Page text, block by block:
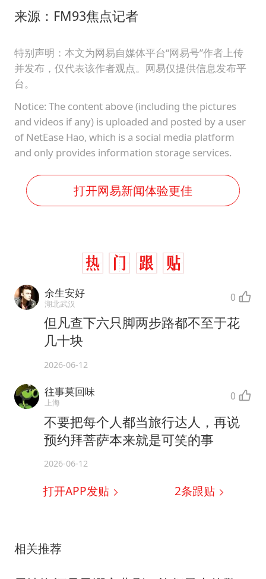
来源：FM93焦点记者
特别声明：本文为网易自媒体平台“网易号”作者上传
并发布，仅代表该作者观点。网易仅提供信息发布平
台。
Notice: The content above (including the pictures
and videos if any) is uploaded and posted by a user
of NetEase Hao, which is a social media platform
and only provides information storage services.
打开网易新闻体验更佳
余生安好
湖北武汉 0
但凡查下六只脚两步路都不至于花
几十块
2026-06-12
往事莫回味
上海 0
不要把每个人都当旅行达人，再说
预约拜菩萨本来就是可笑的事
2026-06-12
打开APP发贴 2条跟贴
相关推荐